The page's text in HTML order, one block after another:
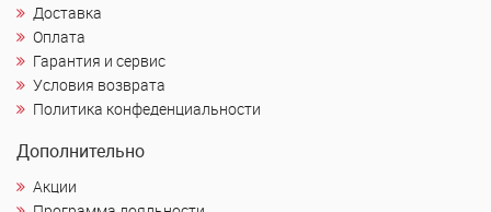
Доставка
Оплата
Гарантия и сервис
Условия возврата
Политика конфеденциальности
Дополнительно
Акции